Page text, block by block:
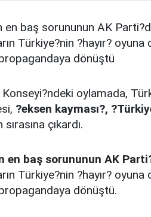
en baş sorununun AK
Türkiye?nin ?hayır?
dönüştü
oylamada,
?eksen kayması?,
çıkardı.
en baş sorununun AK
Türkiye?nin ?hayır?
dönüştü.